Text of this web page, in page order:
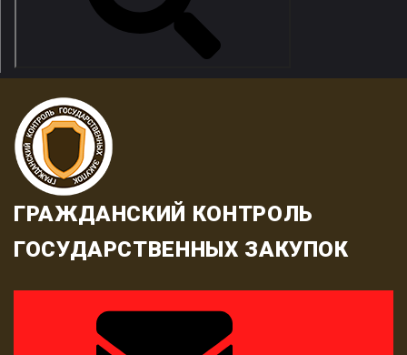
ГРАЖДАНСКИЙ КОНТРОЛЬ
ГОСУДАРСТВЕННЫХ ЗАКУПОК